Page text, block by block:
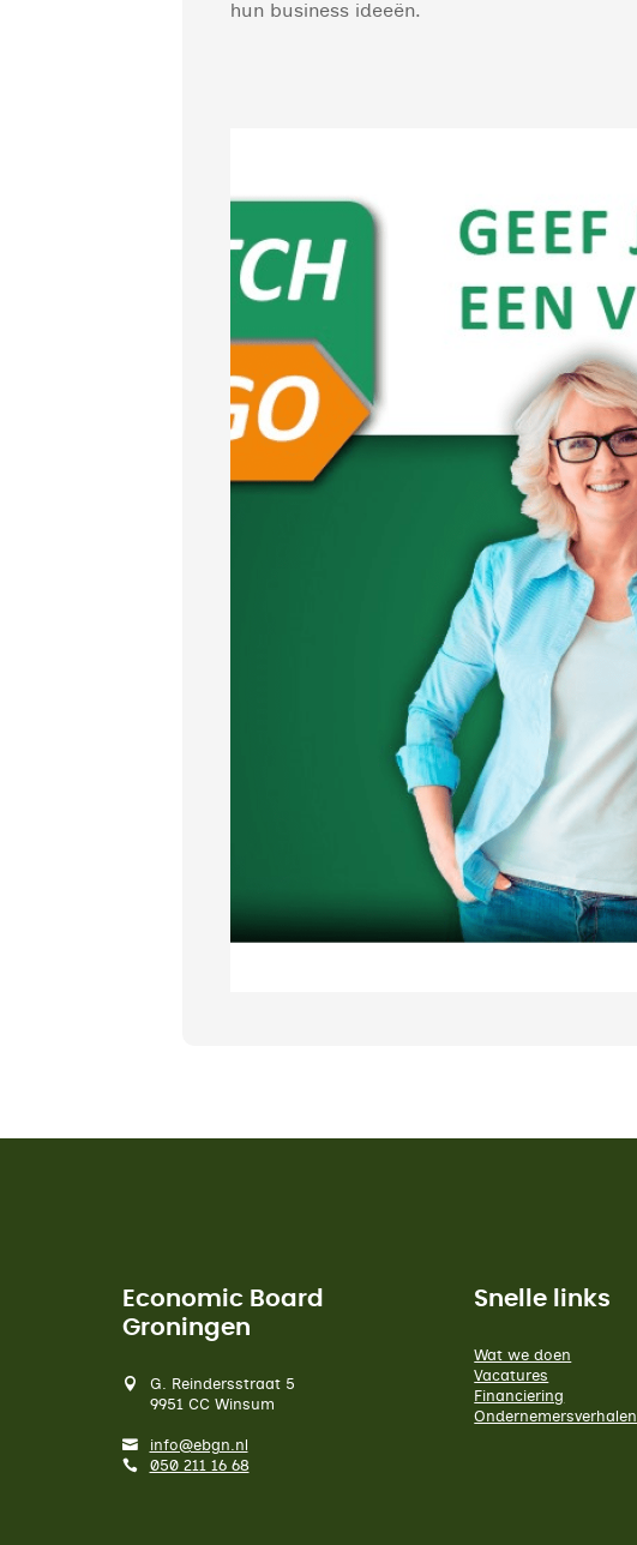
hun business ideeën.
Economic Board
Groningen
G. Reindersstraat 5
9951 CC Winsum
info@ebgn.nl
050 211 16 68
Snelle links
Wat we doen
Vacatures
Financiering
Ondernemersverhalen